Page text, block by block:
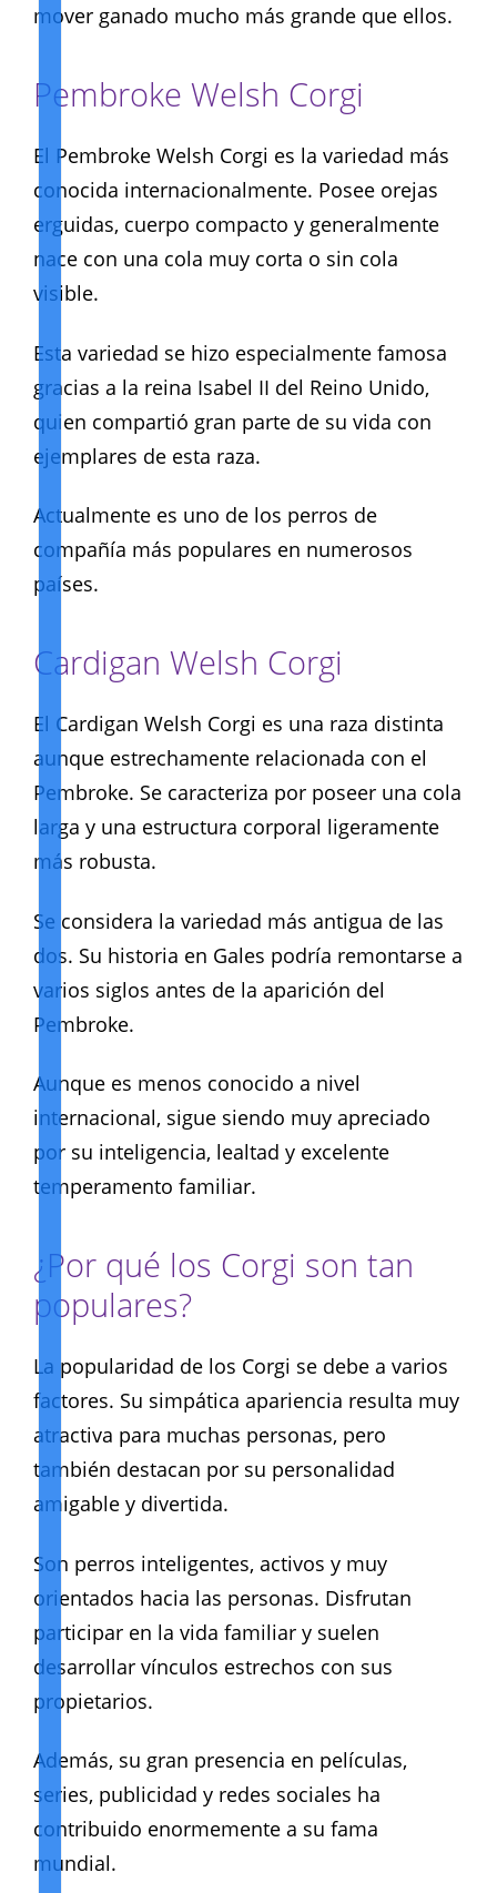
mover ganado mucho más grande que ellos.
Pembroke Welsh Corgi
El Pembroke Welsh Corgi es la variedad más
conocida internacionalmente. Posee orejas
erguidas, cuerpo compacto y generalmente
nace con una cola muy corta o sin cola
visible.
Esta variedad se hizo especialmente famosa
gracias a la reina Isabel II del Reino Unido,
quien compartió gran parte de su vida con
ejemplares de esta raza.
Actualmente es uno de los perros de
compañía más populares en numerosos
países.
Cardigan Welsh Corgi
El Cardigan Welsh Corgi es una raza distinta
aunque estrechamente relacionada con el
Pembroke. Se caracteriza por poseer una cola
larga y una estructura corporal ligeramente
más robusta.
Se considera la variedad más antigua de las
dos. Su historia en Gales podría remontarse a
varios siglos antes de la aparición del
Pembroke.
Aunque es menos conocido a nivel
internacional, sigue siendo muy apreciado
por su inteligencia, lealtad y excelente
temperamento familiar.
¿Por qué los Corgi son tan
populares?
La popularidad de los Corgi se debe a varios
factores. Su simpática apariencia resulta muy
atractiva para muchas personas, pero
también destacan por su personalidad
amigable y divertida.
Son perros inteligentes, activos y muy
orientados hacia las personas. Disfrutan
participar en la vida familiar y suelen
desarrollar vínculos estrechos con sus
propietarios.
Además, su gran presencia en películas,
series, publicidad y redes sociales ha
contribuido enormemente a su fama
mundial.